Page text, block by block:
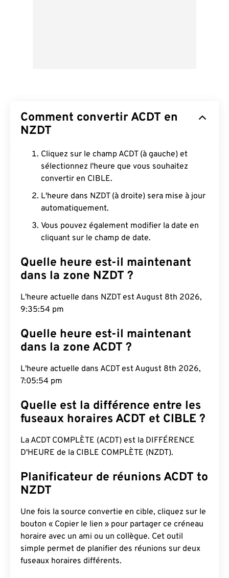
Comment convertir ACDT en
NZDT
Cliquez sur le champ ACDT (à gauche) et
sélectionnez l'heure que vous souhaitez
convertir en CIBLE.
L'heure dans NZDT (à droite) sera mise à jour
automatiquement.
Vous pouvez également modifier la date en
cliquant sur le champ de date.
Quelle heure est-il maintenant
dans la zone NZDT ?
L'heure actuelle dans NZDT est August 8th 2026,
9:35:55 pm
Quelle heure est-il maintenant
dans la zone ACDT ?
L'heure actuelle dans ACDT est August 8th 2026,
7:05:55 pm
Quelle est la différence entre les
fuseaux horaires ACDT et CIBLE ?
La ACDT COMPLÈTE (ACDT) est la DIFFÉRENCE
D'HEURE de la CIBLE COMPLÈTE (NZDT).
Planificateur de réunions ACDT to
NZDT
Une fois la source convertie en cible, cliquez sur le
bouton « Copier le lien » pour partager ce créneau
horaire avec un ami ou un collègue. Cet outil
simple permet de planifier des réunions sur deux
fuseaux horaires différents.